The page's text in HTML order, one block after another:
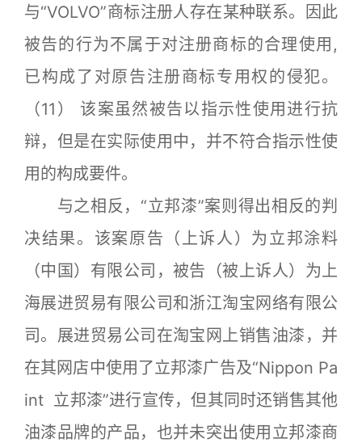
与“VOLVO”商标注册人存在某种联系。因此
被告的行为不属于对注册商标的合理使用,
已构成了对原告注册商标专用权的侵犯。
（11） 该案虽然被告以指示性使用进行抗
辩，但是在实际使用中，并不符合指示性使
用的构成要件。
与之相反，“立邦漆”案则得出相反的判
决结果。该案原告（上诉人）为立邦涂料
（中国）有限公司，被告（被上诉人）为上
海展进贸易有限公司和浙江淘宝网络有限公
司。展进贸易公司在淘宝网上销售油漆，并
在其网店中使用了立邦漆广告及“Nippon Pa
int 立邦漆”进行宣传，但其同时还销售其他
油漆品牌的产品，也并未突出使用立邦漆商